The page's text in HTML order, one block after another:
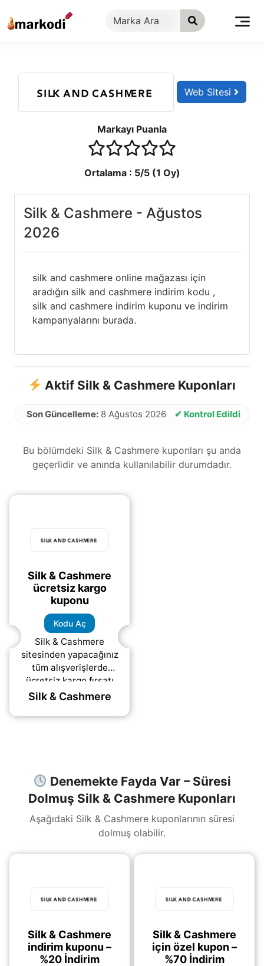
geç
Web Sitesi
Markayı Puanla
4 stars
3 stars
2 stars
1 stars
Ortalama : 5/5 (1 Oy)
Silk & Cashmere - Ağustos
2026
silk and cashmere online mağazası için
aradığın silk and cashmere indirim kodu ,
silk and cashmere indirim kuponu ve indirim
kampanyalarını burada.
Aktif Silk & Cashmere Kuponları
Son Güncelleme:8 Ağustos 2026 ✔ Kontrol Edildi
Bu bölümdeki Silk & Cashmere kuponları şu anda
geçerlidir ve anında kullanılabilir durumdadır.
Silk & Cashmere
ücretsiz kargo
kuponu
Kodu Aç
Silk & Cashmere
sitesinden yapacağınız
tüm alışverişlerde
ücretsiz kargo fırsatı
sunan kupon kodu.
Silk & Cashmere
Denemekte Fayda Var – Süresi
Dolmuş Silk & Cashmere Kuponları
Aşağıdaki Silk & Cashmere kuponlarının süresi
dolmuş olabilir.
Silk & Cashmere
indirim kuponu –
%20 İndirim
Silk & Cashmere
için özel kupon –
%70 İndirim